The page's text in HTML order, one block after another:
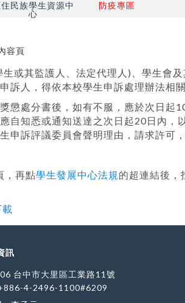
住民族學生資源中
心
防疫專區
容頁
或其監護人、法定代理人)、學生會
訴人，得依本校學生申訴處理辦法相
懲處分書後，如有不服，應於次日
自知悉或通知送達之次日起20日內
申訴評議委員會聲明理由，請求許可
，再點學生發展中心法規 的超連結後，
載
訊
台中市大里區工業路11號
4-2496-1100#6209